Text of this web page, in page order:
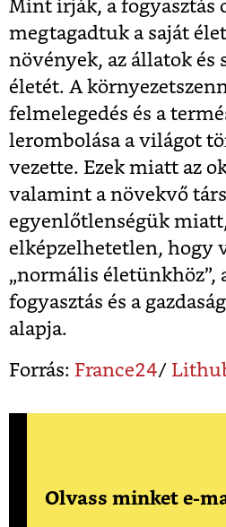
Mint írják, a fogyasztás
megtagadtuk a saját
növények, az állatok és
életét. A
felmelegedés és a
lerombolása a világot
vezette. Ezek miatt az
valamint a növekvő
egyenlőtlenségük
elképzelhetetlen, hogy
„normális életünkhöz”,
fogyasztás és a
alapja.
Forrás: France24/
Olvass minket e-